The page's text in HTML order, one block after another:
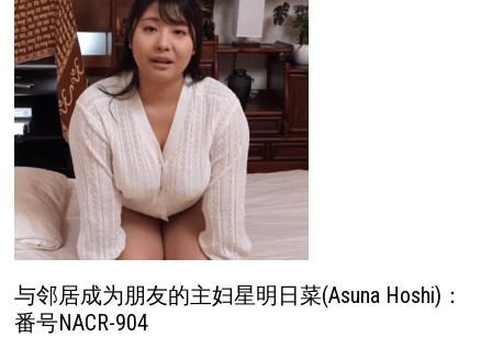
与邻居成为朋友的主妇星明日菜(Asuna Hoshi)：
番号NACR-904